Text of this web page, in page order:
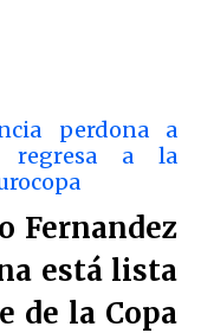
perdona a
regresa a la
Fernandez
está lista
de la Copa